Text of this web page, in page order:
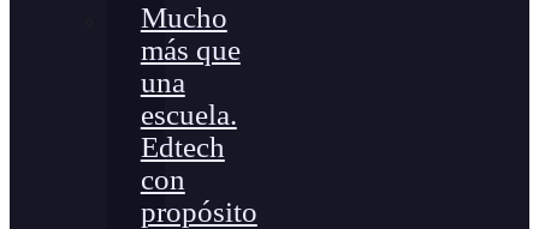
Mucho
más que
una
escuela.
Edtech
con
propósito